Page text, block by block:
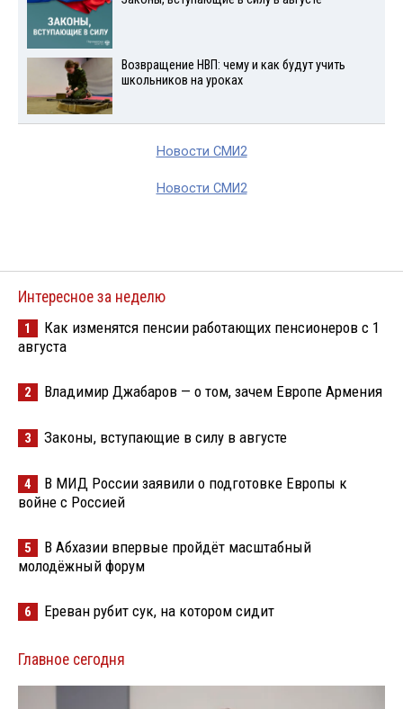
Возвращение НВП: чему и как будут учить
школьников на уроках
Новости СМИ2
Новости СМИ2
Интересное за неделю
1
Как изменятся пенсии работающих пенсионеров с 1
августа
2 Владимир Джабаров — о том, зачем Европе Армения
3 Законы, вступающие в силу в августе
4
В МИД России заявили о подготовке Европы к
войне с Россией
5
В Абхазии впервые пройдёт масштабный
молодёжный форум
6 Ереван рубит сук, на котором сидит
Главное сегодня